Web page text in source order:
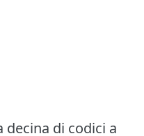
decina di codici a